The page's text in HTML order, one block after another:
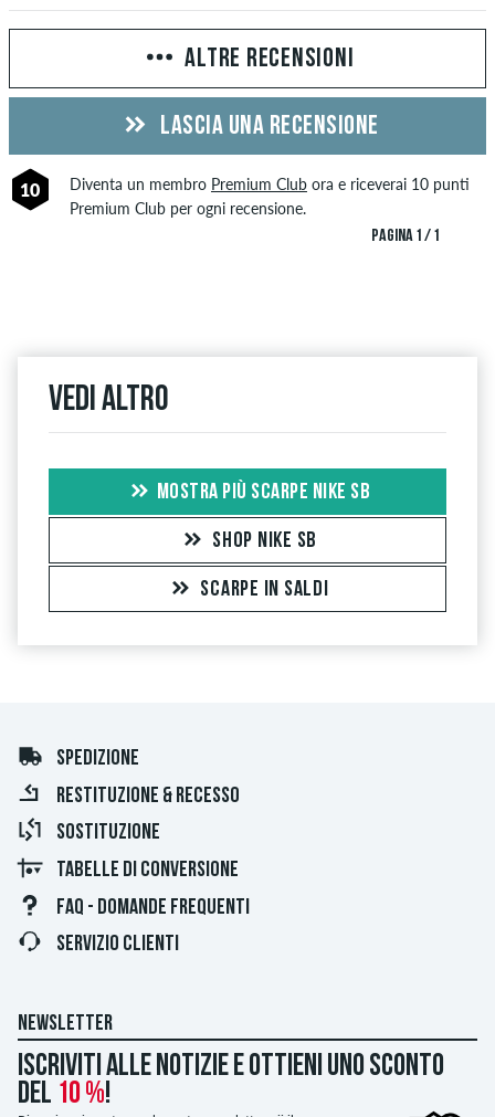
PAGINA 1 / 1
ALTRE RECENSIONI
LASCIA UNA RECENSIONE
10 Diventa un membro Premium Clubora e riceverai 10 punti
Premium Club per ogni recensione.
Vedi altro
MOSTRA PIÙ SCARPE NIKE SB
SHOP NIKE SB
SCARPE IN SALDI
SPEDIZIONE
RESTITUZIONE & RECESSO
SOSTITUZIONE
TABELLE DI CONVERSIONE
FAQ - DOMANDE FREQUENTI
SERVIZIO CLIENTI
NEWSLETTER
Iscriviti alle notizie e ottieni uno sconto
del 10 %!